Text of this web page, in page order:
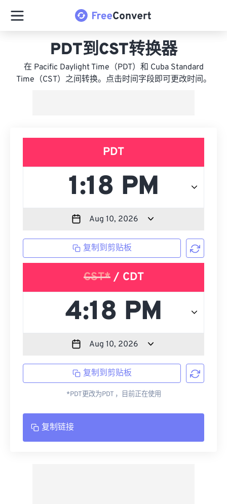
PDT到CST转换器
在 Pacific Daylight Time（PDT）和 Cuba Standard
Time（CST）之间转换。点击时间字段即可更改时间。
PDT
复制到剪贴板
CST*/ CDT
复制到剪贴板
*PDT更改为PDT ，目前正在使用
复制链接